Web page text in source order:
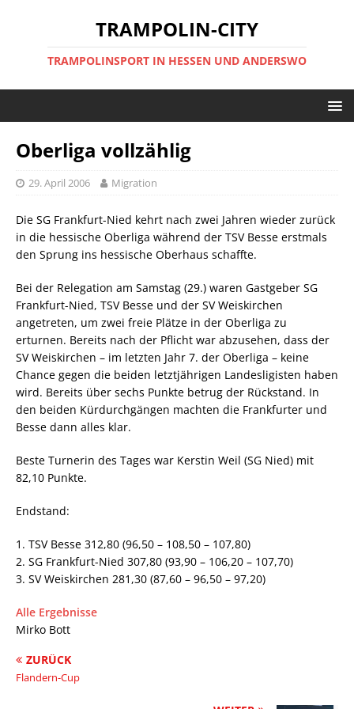
TRAMPOLIN-CITY
TRAMPOLINSPORT IN HESSEN UND ANDERSWO
Oberliga vollzählig
29. April 2006 Migration
Die SG Frankfurt-Nied kehrt nach zwei Jahren wieder zurück
in die hessische Oberliga während der TSV Besse erstmals
den Sprung ins hessische Oberhaus schaffte.
Bei der Relegation am Samstag (29.) waren Gastgeber SG
Frankfurt-Nied, TSV Besse und der SV Weiskirchen
angetreten, um zwei freie Plätze in der Oberliga zu
erturnen. Bereits nach der Pflicht war abzusehen, dass der
SV Weiskirchen – im letzten Jahr 7. der Oberliga – keine
Chance gegen die beiden letztjährigen Landesligisten haben
wird. Bereits über sechs Punkte betrug der Rückstand. In
den beiden Kürdurchgängen machten die Frankfurter und
Besse dann alles klar.
Beste Turnerin des Tages war Kerstin Weil (SG Nied) mit
82,10 Punkte.
Endstand:
1. TSV Besse 312,80 (96,50 – 108,50 – 107,80)
2. SG Frankfurt-Nied 307,80 (93,90 – 106,20 – 107,70)
3. SV Weiskirchen 281,30 (87,60 – 96,50 – 97,20)
Alle Ergebnisse
Mirko Bott
ZURÜCK
Flandern-Cup